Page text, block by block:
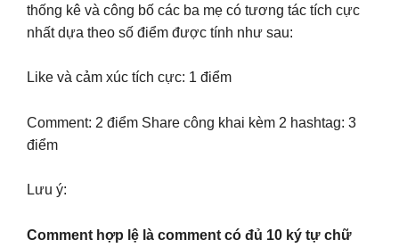
thống kê và công bố các ba mẹ có tương tác tích cực
nhất dựa theo số điểm được tính như sau:
Like và cảm xúc tích cực: 1 điểm
Comment: 2 điểm Share công khai kèm 2 hashtag: 3
điểm
Lưu ý:
Comment hợp lệ là comment có đủ 10 ký tự chữ